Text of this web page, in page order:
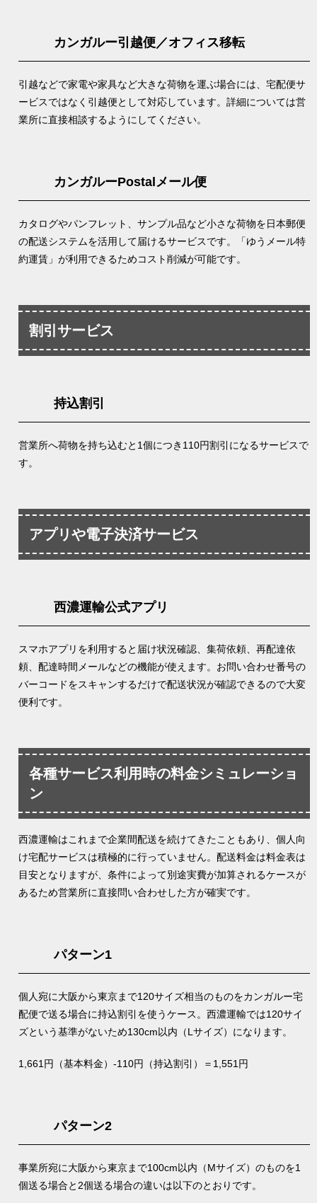
カンガルー引越便／オフィス移転
引越などで家電や家具など大きな荷物を運ぶ場合には、宅配便サ
ービスではなく引越便として対応しています。詳細については営
業所に直接相談するようにしてください。
カンガルーPostalメール便
カタログやパンフレット、サンプル品など小さな荷物を日本郵便
の配送システムを活用して届けるサービスです。「ゆうメール特
約運賃」が利用できるためコスト削減が可能です。
割引サービス
持込割引
営業所へ荷物を持ち込むと1個につき110円割引になるサービスで
す。
アプリや電子決済サービス
西濃運輸公式アプリ
スマホアプリを利用すると届け状況確認、集荷依頼、再配達依
頼、配達時間メールなどの機能が使えます。お問い合わせ番号の
バーコードをスキャンするだけで配送状況が確認できるので大変
便利です。
各種サービス利用時の料金シミュレーショ
ン
西濃運輸はこれまで企業間配送を続けてきたこともあり、個人向
け宅配サービスは積極的に行っていません。配送料金は料金表は
目安となりますが、条件によって別途実費が加算されるケースが
あるため営業所に直接問い合わせした方が確実です。
パターン1
個人宛に大阪から東京まで120サイズ相当のものをカンガルー宅
配便で送る場合に持込割引を使うケース。西濃運輸では120サイ
ズという基準がないため130cm以内（Lサイズ）になります。
1,661円（基本料金）-110円（持込割引）＝1,551円
パターン2
事業所宛に大阪から東京まで100cm以内（Mサイズ）のものを1
個送る場合と2個送る場合の違いは以下のとおりです。